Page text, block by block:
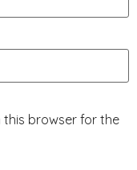
this browser for the